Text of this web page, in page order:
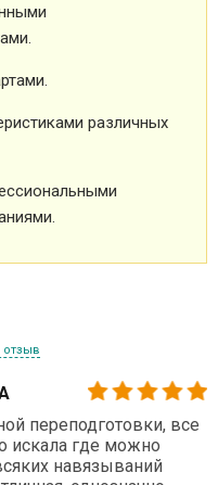
различных
отзыв
переподготовки, все
искала где можно
навязываний